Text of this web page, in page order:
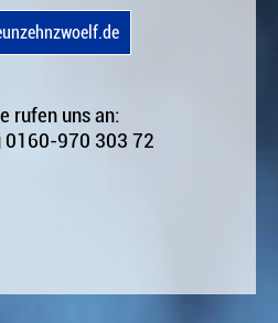
rufen uns an:
0160-970 303 72